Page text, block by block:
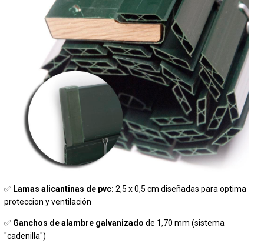
✅ Lamas alicantinas de pvc: 2,5 x 0,5 cm diseñadas para optima
proteccion y ventilación
✅ Ganchos dealambre galvanizado de 1,70 mm (sistema
"cadenilla")